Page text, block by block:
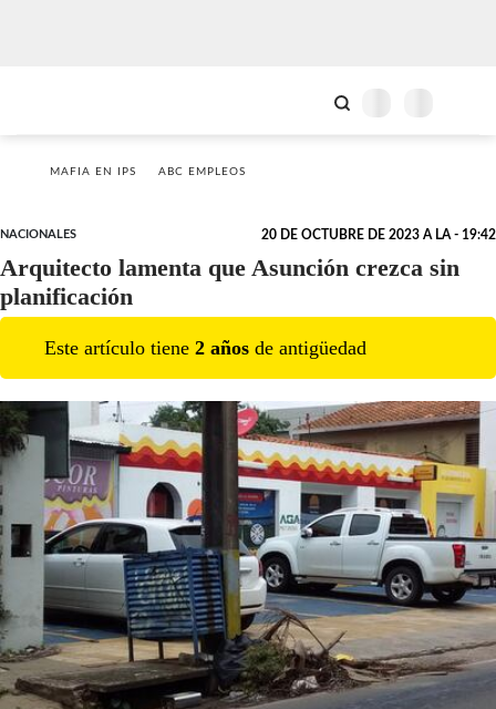
MAFIA EN IPS ABC EMPLEOS
NACIONALES 20 DE OCTUBRE DE 2023 A LA - 19:42
Arquitecto lamenta que Asunción crezca sin
planificación
Este artículo tiene 2 años de antigüedad